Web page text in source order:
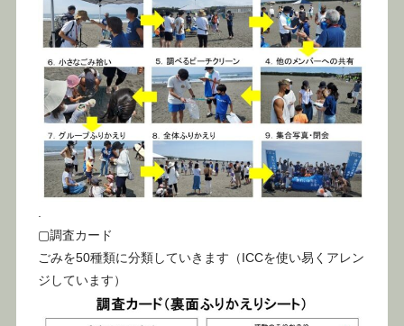
▢調査カード
ごみを50種類に分類していきます（ICCを使い易くアレン
ジしています）